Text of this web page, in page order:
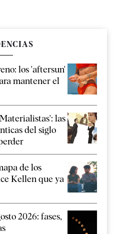
los 'aftersun'
mantener el
las
del siglo
de los
Kellen que ya
2026: fases,